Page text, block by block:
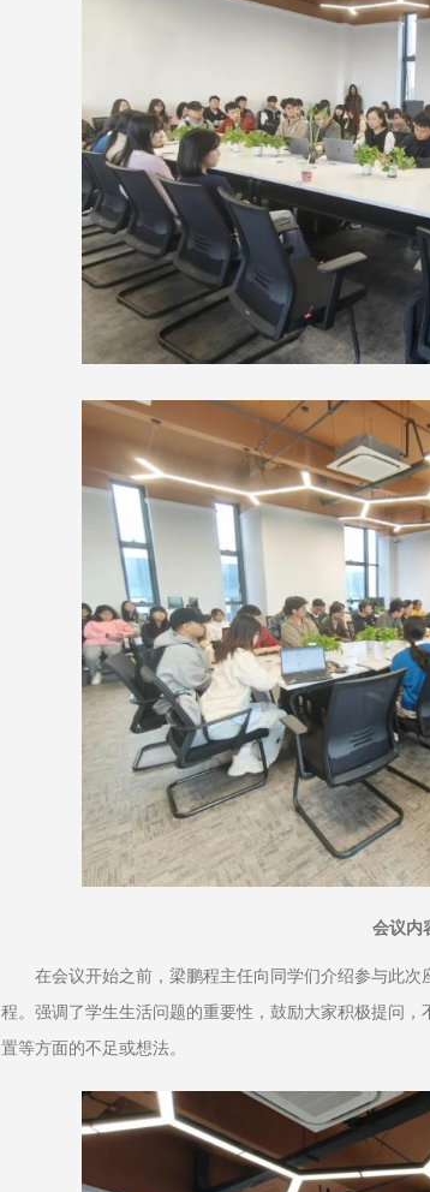
会议内
在会议开始之前，梁鹏程主任向同学们介绍参与此
程。强调了学生生活问题的重要性，鼓励大家积极提问
置等方面的不足或想法。